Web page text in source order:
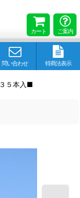
カート ご案内
問い合わせ 特商法表示
５本入■